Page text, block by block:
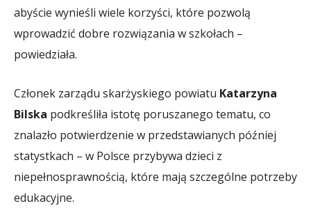
abyście wynieśli wiele korzyści, które pozwolą
wprowadzić dobre rozwiązania w szkołach –
powiedziała.
Członek zarządu skarżyskiego powiatu Katarzyna
Bilska podkreśliła istotę poruszanego tematu, co
znalazło potwierdzenie w przedstawianych później
statystkach – w Polsce przybywa dzieci z
niepełnosprawnością, które mają szczególne potrzeby
edukacyjne.